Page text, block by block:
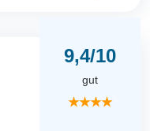
9,4/10
gut
★★★★